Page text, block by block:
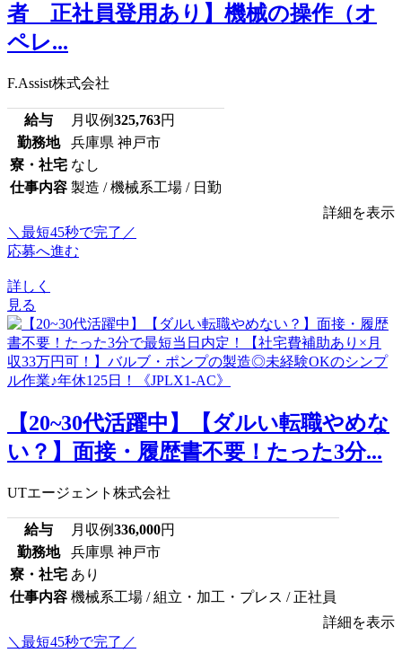
者 正社員登用あり】機械の操作（オ
ペレ...
F.Assist株式会社
給与 月収例325,763円
勤務地
兵庫県 神戸市
寮・社宅 なし
仕事内容 製造 / 機械系工場 / 日勤
詳細を表示
＼最短45秒で完了／
応募へ進む
詳しく
見る
【20~30代活躍中】【ダルい転職やめな
い？】面接・履歴書不要！たった3分...
UTエージェント株式会社
給与 月収例336,000円
勤務地
兵庫県 神戸市
寮・社宅 あり
仕事内容 機械系工場 / 組立・加工・プレス / 正社員
詳細を表示
＼最短45秒で完了／